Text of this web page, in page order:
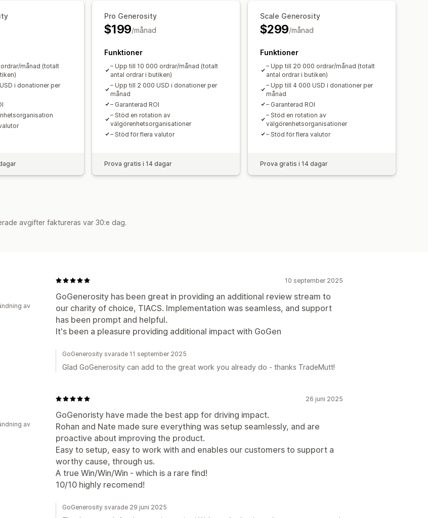
månad (totalt
i donationer per
Pro Generosity
$199/månad
Funktioner
– Upp till 10 000 ordrar/månad (totalt
antal ordrar i butiken)
– Upp till 2 000 USD i donationer per
månad
– Garanterad ROI
– Stöd en rotation av
välgörenhetsorganisationer
– Stöd för flera valutor
Prova gratis i 14 dagar
Scale Generosity
$299/månad
Funktioner
– Upp till 20 000 ordrar/månad (totalt
antal ordrar i butiken)
– Upp till 4 000 USD i donationer per
månad
– Garanterad ROI
– Stöd en rotation av
välgörenhetsorganisationer
– Stöd för flera valutor
Prova gratis i 14 dagar
avgifter faktureras var 30:e dag.
10 september 2025
GoGenerosity has been great in providing an additional review stream to
our charity of choice, TIACS. Implementation was seamless, and support
has been prompt and helpful.
It's been a pleasure providing additional impact with GoGen
av
GoGenerosity svarade 11 september 2025
Glad GoGenerosity can add to the great work you already do - thanks TradeMutt!
26 juni 2025
GoGenoristy have made the best app for driving impact.
Rohan and Nate made sure everything was setup seamlessly, and are
proactive about improving the product.
Easy to setup, easy to work with and enables our customers to support a
worthy cause, through us.
A true Win/Win/Win - which is a rare find!
10/10 highly recomend!
av
GoGenerosity svarade 29 juni 2025